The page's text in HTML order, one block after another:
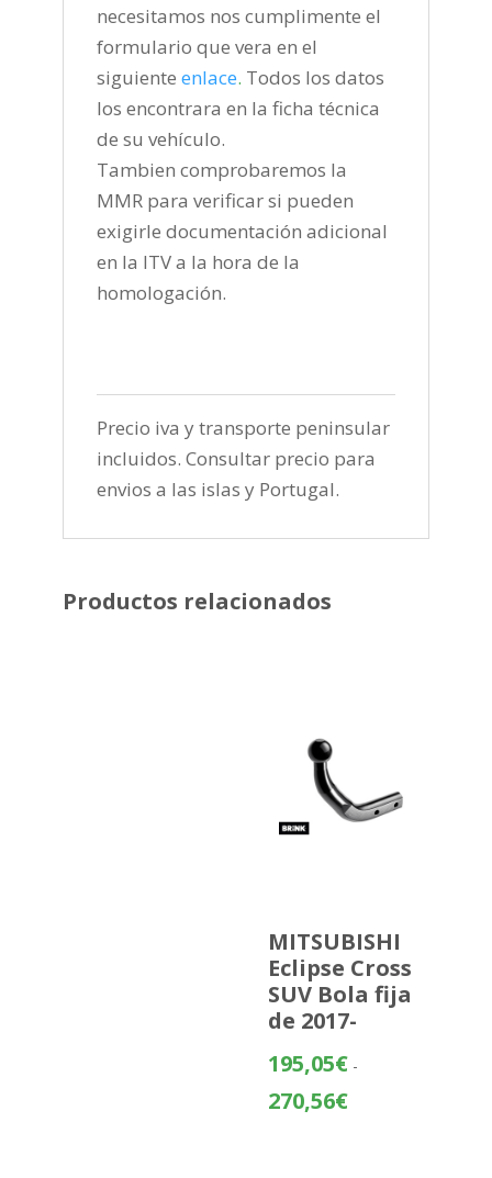
necesitamos nos cumplimente el
formulario que vera en el
siguiente enlace. Todos los datos
los encontrara en la ficha técnica
de su vehículo.
Tambien comprobaremos la
MMR para verificar si pueden
exigirle documentación adicional
en la ITV a la hora de la
homologación.
Precio iva y transporte peninsular
incluidos. Consultar precio para
envios a las islas y Portugal.
Productos relacionados
MITSUBISHI
Eclipse Cross
SUV Bola fija
de 2017-
195,05€ -
270,56€Rango